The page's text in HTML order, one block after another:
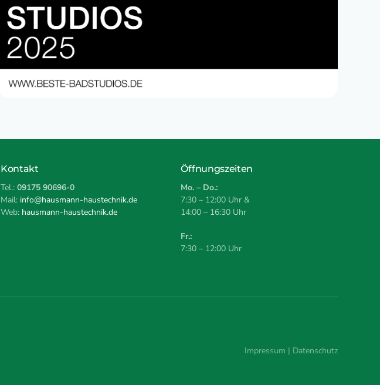
Kontakt
Tel.: 09175 90696-0
Mail: info@hausmann-haustechnik.de
Web: hausmann-haustechnik.de
Öffnungszeiten
Mo. – Do.:
7:30 – 12:00 Uhr &
14:00 – 16:30 Uhr
Fr.:
7:30 – 12:00 Uhr
Impressum | Datenschutz